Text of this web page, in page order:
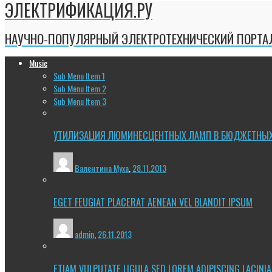
ЭЛЕКТРИФИКАЦИЯ.РУ
НАУЧНО-ПОПУЛЯРНЫЙ ЭЛЕКТРОТЕХНИЧЕСКИЙ
Music
Sub Menu Item 1
Sub Menu Item 2
Sub Menu Item 3
УТИЛИЗАЦИЯ ЛЮМИНЕСЦЕНТНЫХ ЛАМП В
Валентина Муха 28.11.2013
EGET FEUGIAT PLACERAT AENEAN VEL BLANDIT IPSUM
admin,26.11.2013
ETIAM VULPUTATE LIGULA SED LOREM ADIPISCING LACINIA